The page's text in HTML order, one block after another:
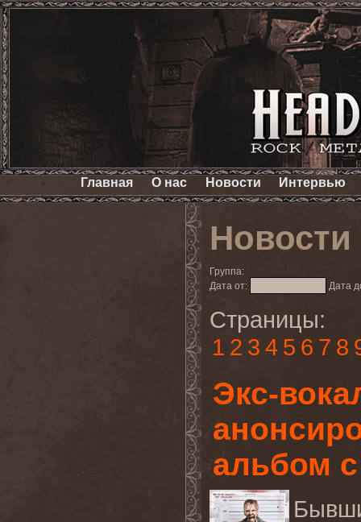
Главная О нас Новости Интервью
Новости
Группа:
Дата от:
Дата
Страницы:
1 2 3 4 5 6 7 8
Экс-
альбом